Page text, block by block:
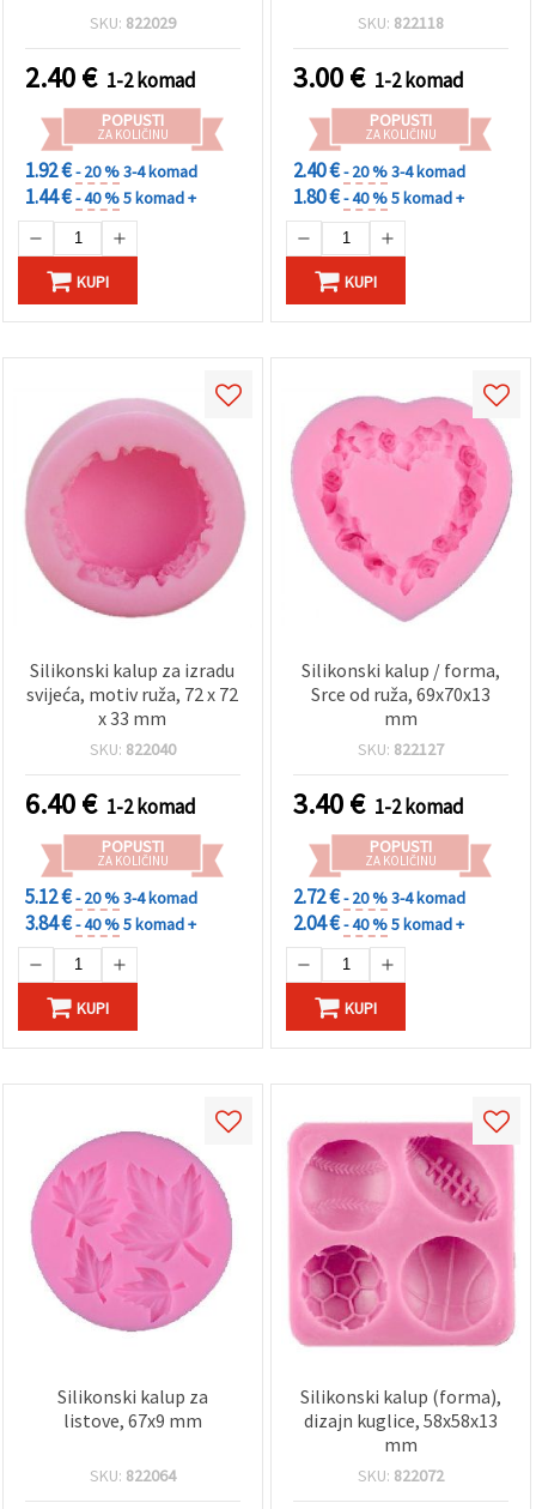
SKU: 822029
2.40€ 1-2 komad
POPUSTI
ZA KOLIČINU
1.92 €- 20 %3-4 komad
1.44 €- 40 %5 komad +
KUPI
SKU: 822118
3.00€ 1-2 komad
POPUSTI
ZA KOLIČINU
2.40 €- 20 %3-4 komad
1.80 €- 40 %5 komad +
KUPI
Silikonski kalup za izradu
svijeća, motiv ruža, 72 x 72
x 33 mm
SKU: 822040
6.40€ 1-2 komad
POPUSTI
ZA KOLIČINU
5.12 €- 20 %3-4 komad
3.84 €- 40 %5 komad +
KUPI
Silikonski kalup / forma,
Srce od ruža, 69x70x13
mm
SKU: 822127
3.40€ 1-2 komad
POPUSTI
ZA KOLIČINU
2.72 €- 20 %3-4 komad
2.04 €- 40 %5 komad +
KUPI
Silikonski kalup za
listove, 67x9 mm
SKU: 822064
Silikonski kalup (forma),
dizajn kuglice, 58x58x13
mm
SKU: 822072